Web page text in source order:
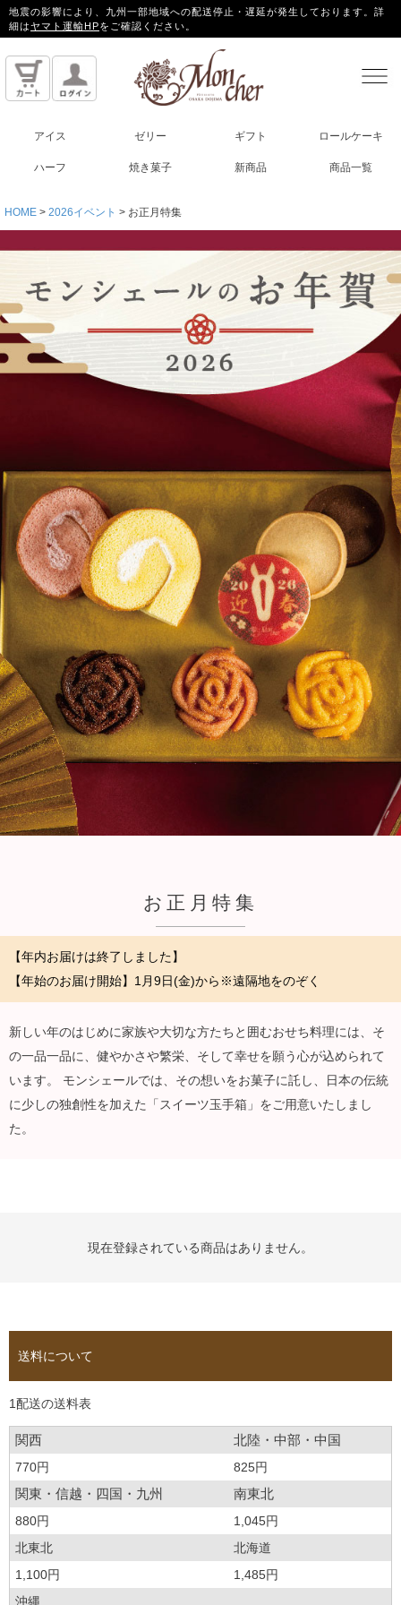
地震の影響により、九州一部地域への配送停止・遅延が発生しております。詳
細はヤマト運輸HPをご確認ください。
アイス ゼリー ギフト ロールケーキ
ハーフ 焼き菓子 新商品 商品一覧
HOME 2026イベント お正月特集
お正月特集
【年内お届けは終了しました】
【年始のお届け開始】1月9日(金)から※遠隔地をのぞく
新しい年のはじめに家族や大切な方たちと囲むおせち料理には、そ
の一品一品に、健やかさや繁栄、そして幸せを願う心が込められて
います。 モンシェールでは、その想いをお菓子に託し、日本の伝統
に少しの独創性を加えた「スイーツ玉手箱」をご用意いたしまし
た。
現在登録されている商品はありません。
送料について
1配送の送料表
関西 北陸・中部・中国
770円 825円
関東・信越・四国・九州 南東北
880円
1,045円
北東北
北海道
1,100円
1,485円
沖縄